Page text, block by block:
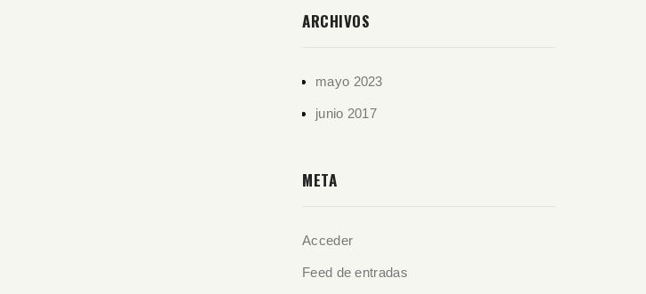
ARCHIVOS
mayo 2023
junio 2017
META
Acceder
Feed de entradas